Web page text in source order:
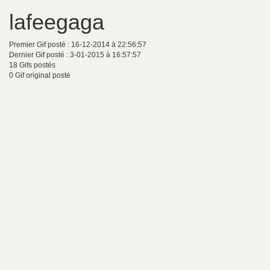
lafeegaga
Premier Gif posté : 16-12-2014 à 22:56:57
Dernier Gif posté : 3-01-2015 à 16:57:57
18 Gifs postés
0 Gif original posté